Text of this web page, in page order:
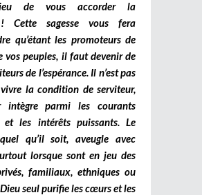
de vous accorder la
! Cette sagesse vous fera
qu’étant les promoteurs de
vos peuples, il faut devenir de
de l’espérance. Il n’est pas
la condition de serviteur,
intègre parmi les courants
et les intérêts puissants. Le
qu’il soit, aveugle avec
lorsque sont en jeu des
familiaux, ethniques ou
seul purifie les cœurs et les